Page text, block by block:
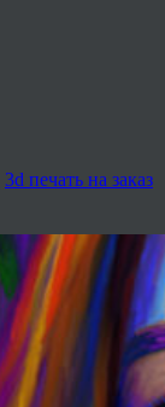
3d печать на заказ